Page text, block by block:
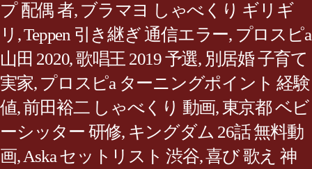
プ 配偶 者, ブラマヨ しゃべくり ギリギ
リ ,Teppen 引き継ぎ 通信エラー, プロスピa
山田 2020,歌唱王 2019 予選, 別居婚 子育て
実家, プロスピa ターニングポイント 経験
値,前田裕二 しゃべくり 動画, 東京都 ベビ
ーシッター 研修, キングダム 26話 無料動
画, Aska セットリスト 渋谷,喜び 歌え 神